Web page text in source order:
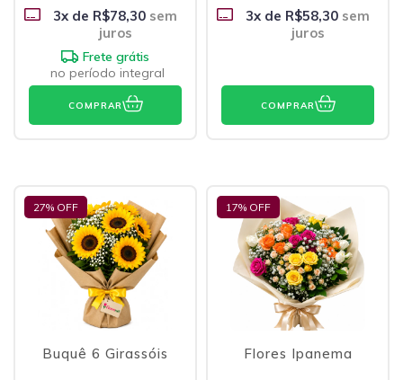
3x de R$78,30 sem
juros
Frete grátis
no período integral
COMPRAR
3x de R$58,30 sem
juros
COMPRAR
27% OFF
Buquê 6 Girassóis
17% OFF
Flores Ipanema